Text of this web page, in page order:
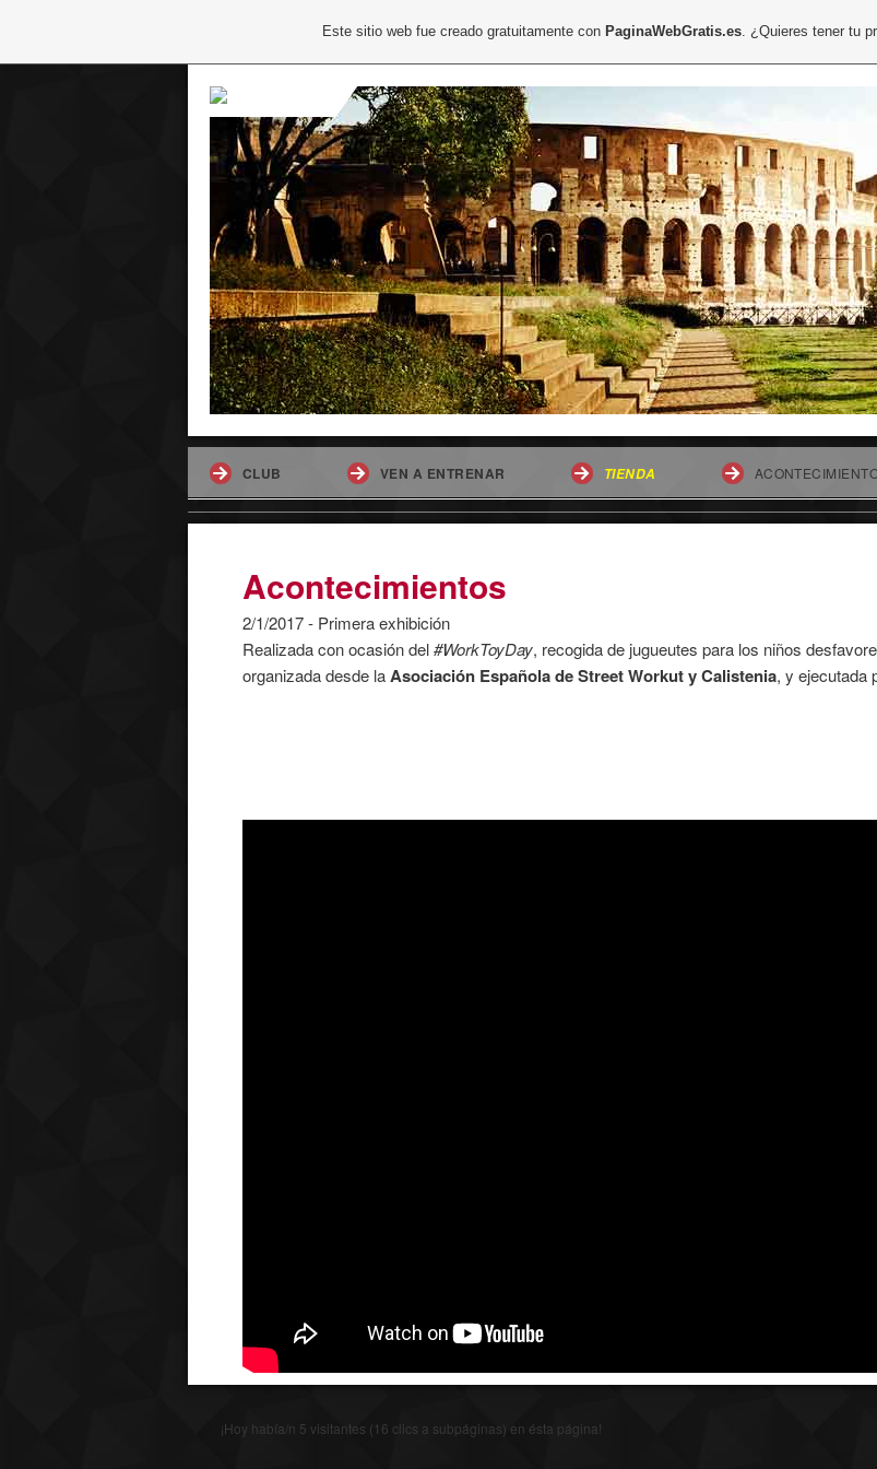
CLUB VEN A ENTRENAR TIENDA
Acontecimientos
2/1/2017 - Primera exhibición
Realizada con ocasión del#WorkToyDay, recogida de jugueutes para los niños
organizada desde laAsociación Española de Street Workut y Calistenia, y ejecutada
¡Hoy había/n 5 visitantes (16 clics a subpáginas) en ésta página!
Este sitio web fue creado gratuitamente con PaginaWebGratis.es. ¿Quieres tener tu